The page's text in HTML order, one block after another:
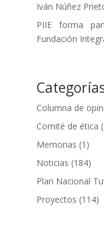
Iván Núñez
PIIE forma
Fundación
Columna de
Comité de ética
Memorias (1)
Noticias (184)
Plan Nacional
Proyectos (114)